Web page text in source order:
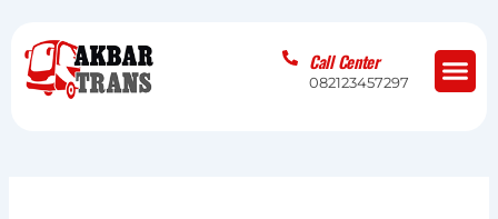
content
Call Center
082123457297
for: